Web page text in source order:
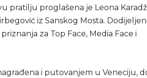
pratilju proglašena je Leona
iz Sanskog Mosta.
za Top Face, Media Face i
i putovanjem u Veneciju,